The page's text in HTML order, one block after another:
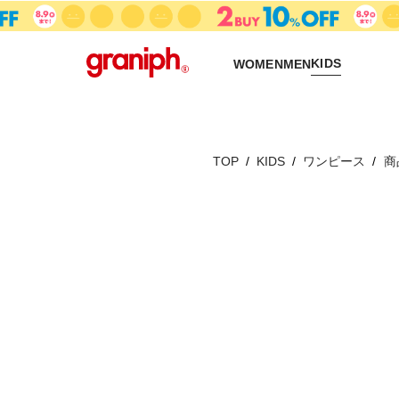
WOMENMENKIDS
TOP KIDS ワンピース 商